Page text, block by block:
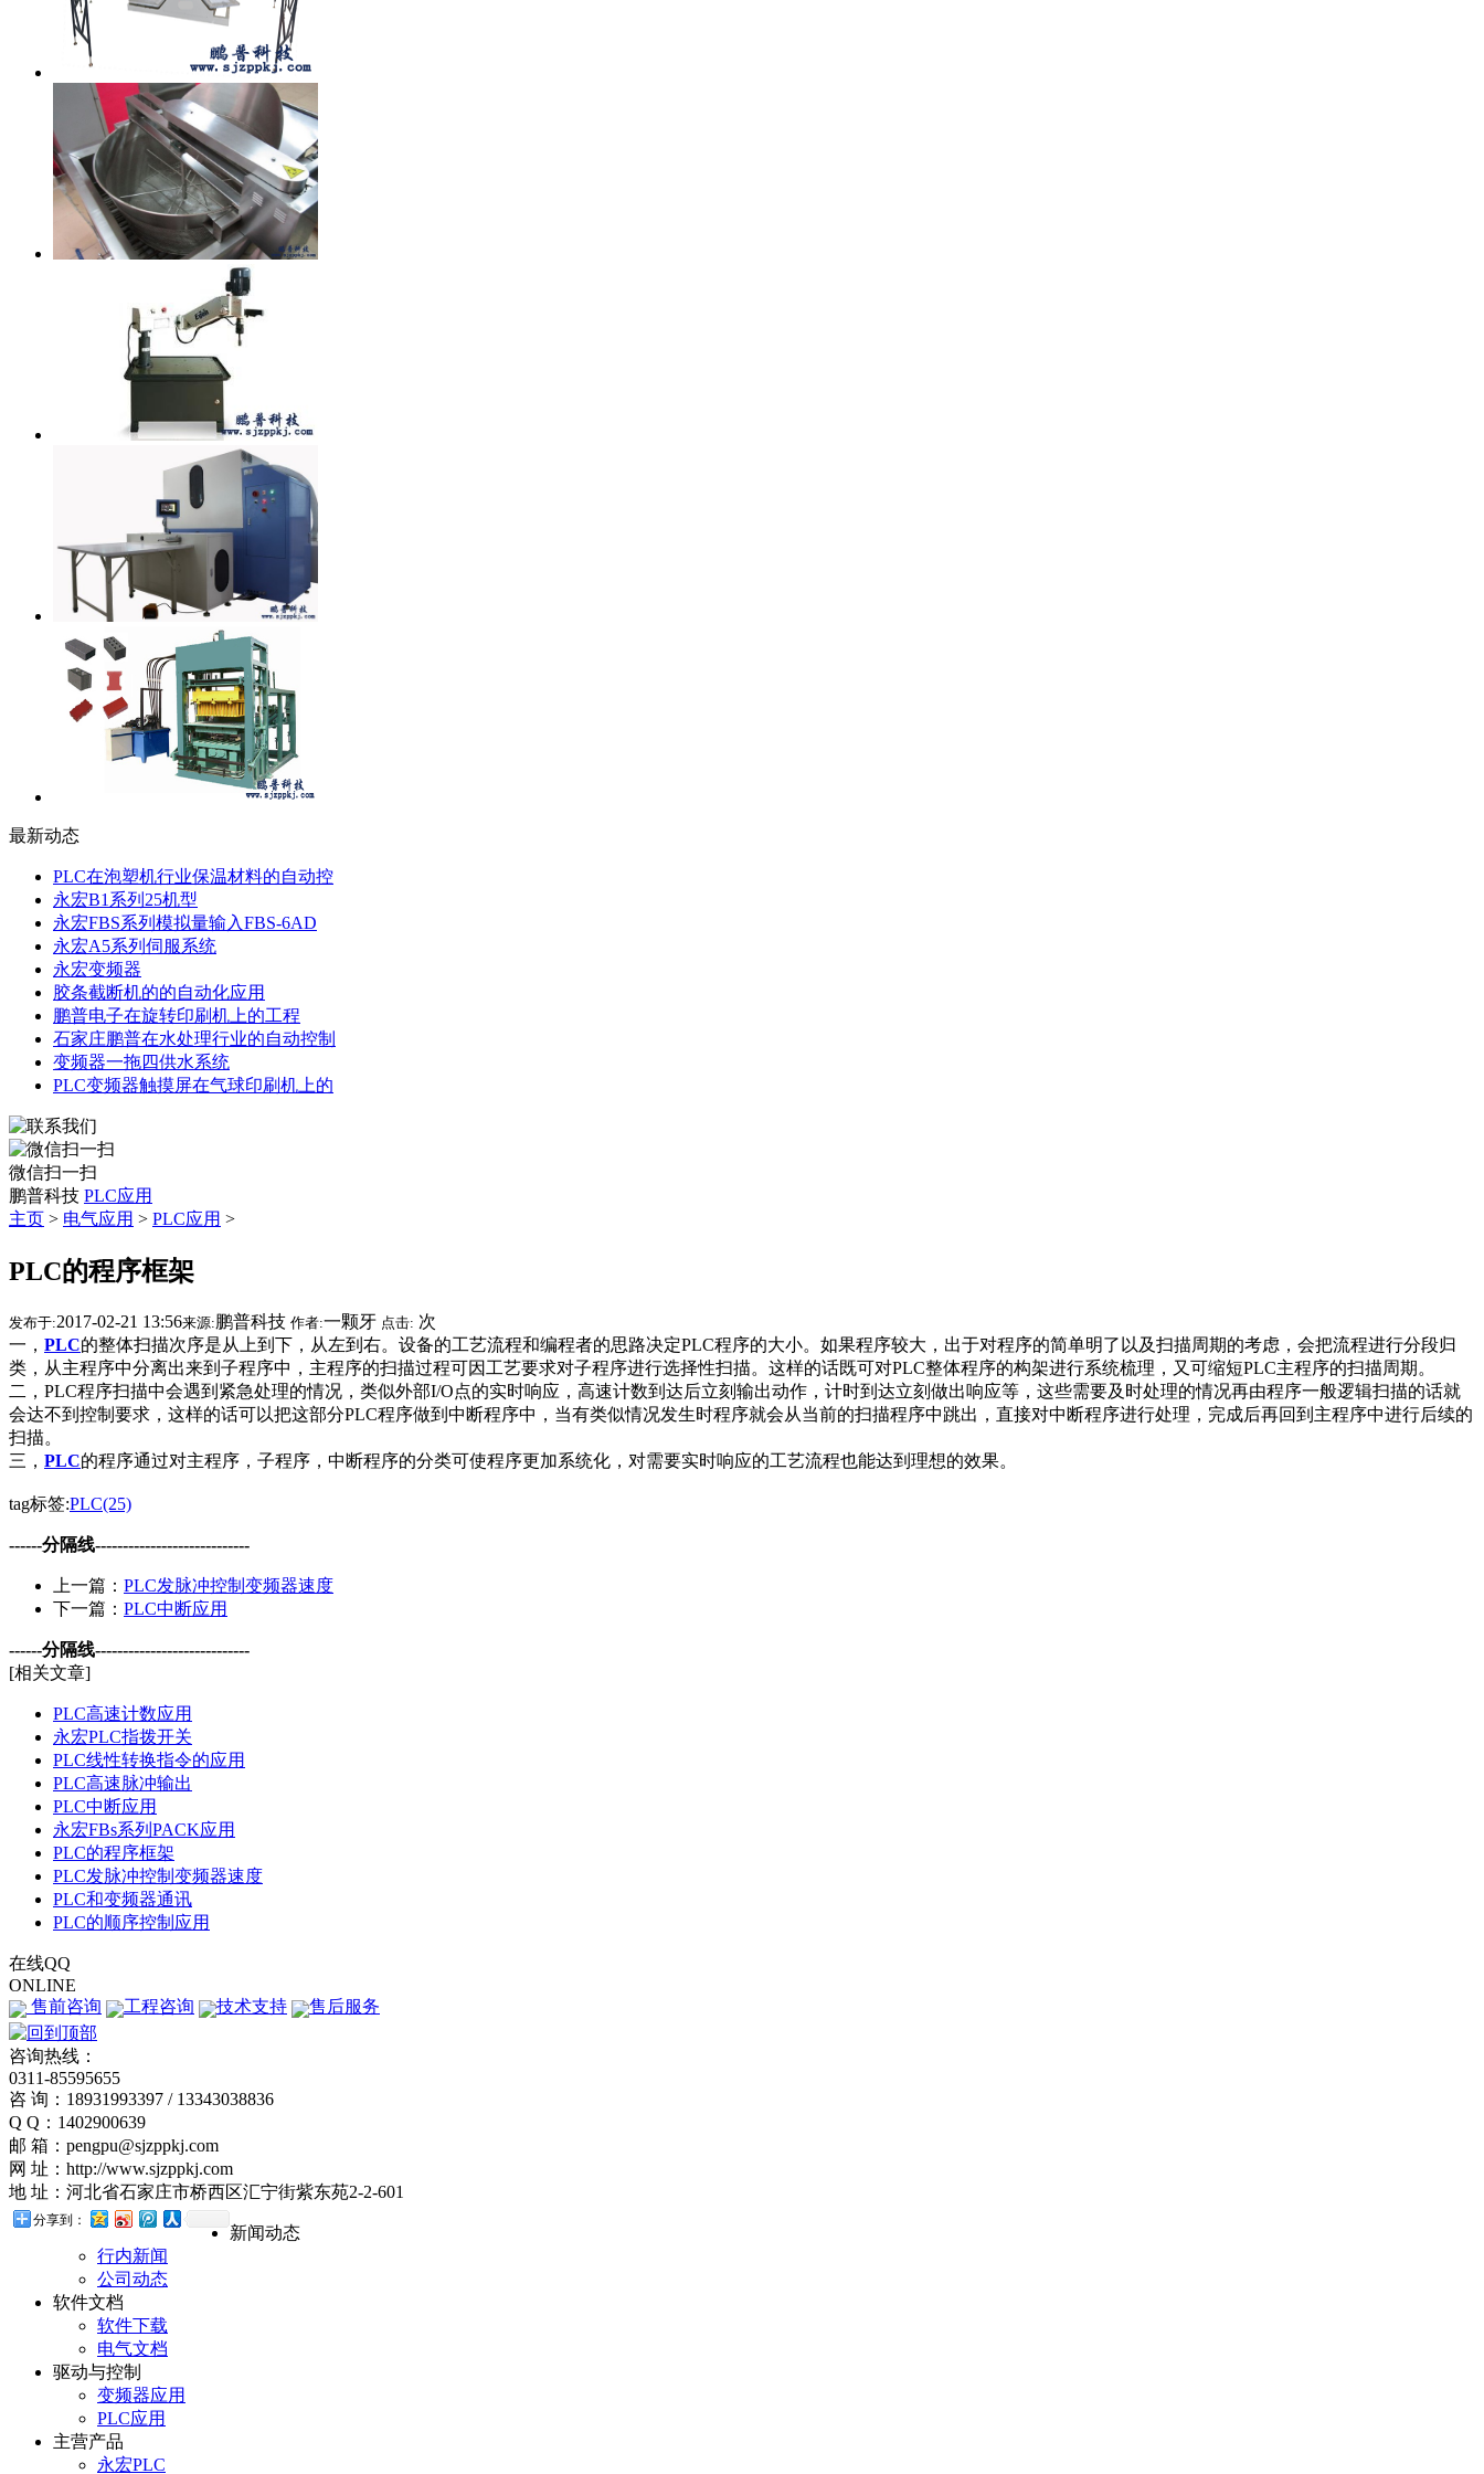
最新动态
PLC在泡塑机行业保温材料的自动控
永宏B1系列25机型
永宏FBS系列模拟量输入FBS-6AD
永宏A5系列伺服系统
永宏变频器
胶条截断机的的自动化应用
鹏普电子在旋转印刷机上的工程
石家庄鹏普在水处理行业的自动控制
变频器一拖四供水系统
PLC变频器触摸屏在气球印刷机上的
微信扫一扫
鹏普科技 PLC应用
主页 > 电气应用 > PLC应用 >
PLC的程序框架
发布于:2017-02-21 13:56来源:鹏普科技 作者:一颗牙 点击: 次
一， PLC的整体扫描次序是从上到下，从左到右。设备的工艺流程和编程者的思路决定PLC程序的大小。如果程序较大，出于对程序的简单明了以及扫描周期的考虑，会把流程进行分段归
类，从主程序中分离出来到子程序中，主程序的扫描过程可因工艺要求对子程序进行选择性扫描。这样的话既可对PLC整体程序的构架进行系统梳理，又可缩短PLC主程序的扫描周期。
二，PLC程序扫描中会遇到紧急处理的情况，类似外部I/O点的实时响应，高速计数到达后立刻输出动作，计时到达立刻做出响应等，这些需要及时处理的情况再由程序一般逻辑扫描的话就
会达不到控制要求，这样的话可以把这部分PLC程序做到中断程序中，当有类似情况发生时程序就会从当前的扫描程序中跳出，直接对中断程序进行处理，完成后再回到主程序中进行后续的
扫描。
三， PLC的程序通过对主程序，子程序，中断程序的分类可使程序更加系统化，对需要实时响应的工艺流程也能达到理想的效果。
tag标签:PLC(25)
------分隔线----------------------------
上一篇： PLC发脉冲控制变频器速度
下一篇： PLC中断应用
------分隔线----------------------------
[相关文章]
PLC高速计数应用
永宏PLC指拨开关
PLC线性转换指令的应用
PLC高速脉冲输出
PLC中断应用
永宏FBs系列PACK应用
PLC的程序框架
PLC发脉冲控制变频器速度
PLC和变频器通讯
PLC的顺序控制应用
在线QQ
ONLINE
售前咨询
工程咨询 技术支持 售后服务
咨询热线：
0311-85595655
咨 询：18931993397 / 13343038836
Q Q：1402900639
邮 箱：pengpu@sjzppkj.com
网 址：http://www.sjzppkj.com
地 址：河北省石家庄市桥西区汇宁街紫东苑2-2-601
分享到：
新闻动态
行内新闻
公司动态
软件文档
软件下载
电气文档
驱动与控制
变频器应用
PLC应用
主营产品
永宏PLC